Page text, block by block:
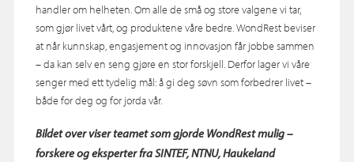
handler om helheten. Om alle de små og store valgene vi tar,
som gjør livet vårt, og produktene våre bedre. WondRest beviser
at når kunnskap, engasjement og innovasjon får jobbe sammen
– da kan selv en seng gjøre en stor forskjell. Derfor lager vi våre
senger med ett tydelig mål: å gi deg søvn som forbedrer livet –
både for deg og for jorda vår.
Bildet over viser teamet som gjorde WondRest mulig –
forskere og eksperter fra SINTEF, NTNU, Haukeland